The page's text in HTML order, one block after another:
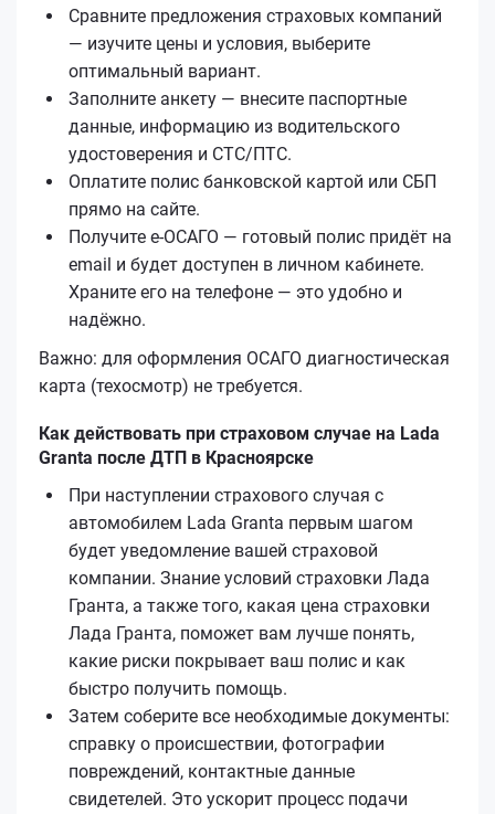
Сравните предложения страховых компаний
— изучите цены и условия, выберите
оптимальный вариант.
Заполните анкету — внесите паспортные
данные, информацию из водительского
удостоверения и СТС/ПТС.
Оплатите полис банковской картой или СБП
прямо на сайте.
Получите е‑ОСАГО — готовый полис придёт на
email и будет доступен в личном кабинете.
Храните его на телефоне — это удобно и
надёжно.
Важно: для оформления ОСАГО диагностическая
карта (техосмотр) не требуется.
Как действовать при страховом случае на Lada
Granta после ДТП в Красноярске
При наступлении страхового случая с
автомобилем Lada Granta первым шагом
будет уведомление вашей страховой
компании. Знание условий страховки Лада
Гранта, а также того, какая цена страховки
Лада Гранта, поможет вам лучше понять,
какие риски покрывает ваш полис и как
быстро получить помощь.
Затем соберите все необходимые документы:
справку о происшествии, фотографии
повреждений, контактные данные
свидетелей. Это ускорит процесс подачи